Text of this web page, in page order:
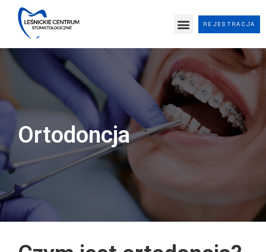
REJESTRACJA
Ortodoncja